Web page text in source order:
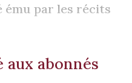
ému par les récits
abonnés